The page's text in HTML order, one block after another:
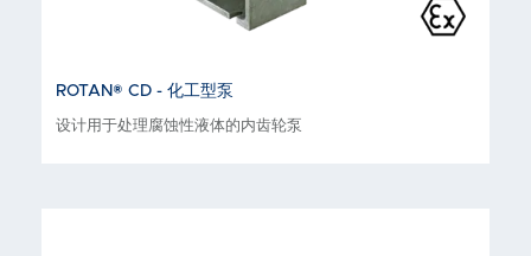
ROTAN® CD - 化工型泵
设计用于处理腐蚀性液体的内齿轮泵